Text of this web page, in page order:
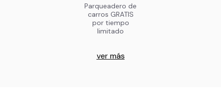
Parqueadero de
carros GRATIS
por tiempo
limitado
ver más